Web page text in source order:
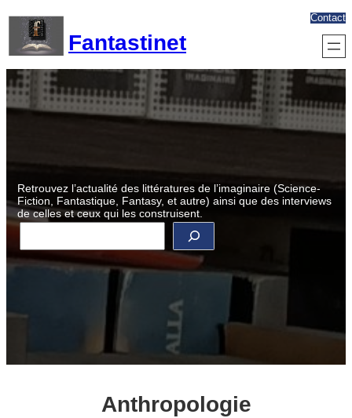
contenu
Fantastinet
Contact
Retrouvez l’actualité des littératures de l’imaginaire (Science-
Fiction, Fantastique, Fantasy, et autre) ainsi que des interviews
de celles et ceux qui les construisent.
R
c
h
h
Anthropologie